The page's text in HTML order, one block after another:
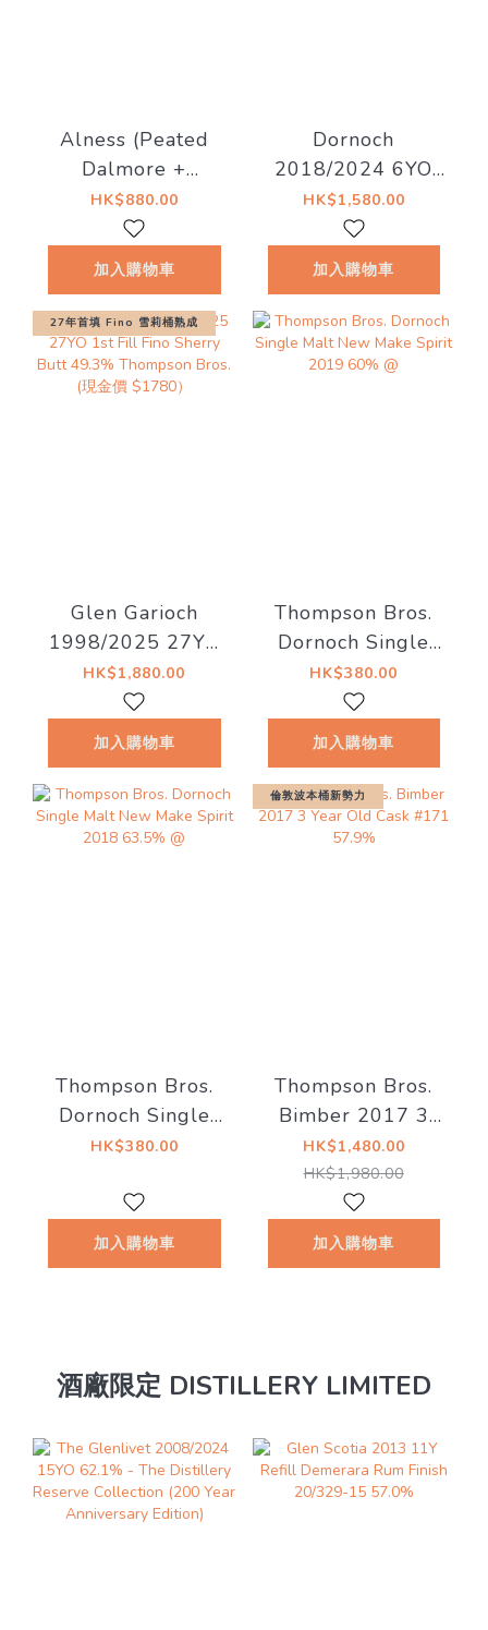
Alness (Peated
Dalmore +
Teaninich) 12YO
50% Thompson
Bros.
HK$880.00
加入購物車
Dornoch
2018/2024 6YO
#56 56.5%
Bottled for The
MaltCask & Marc
HK$1,580.00
加入購物車
27年首填 Fino 雪莉桶熟成
Glen Garioch
1998/2025 27YO
1st Fill Fino
Sherry Butt 49.3%
Thompson Bros.
HK$1,880.00
加入購物車
Thompson Bros.
Dornoch Single
Malt New Make
Spirit 2019 60%
@
HK$380.00
加入購物車
Thompson Bros.
Dornoch Single
Malt New Make
@
HK$380.00
加入購物車
倫敦波本桶新勢力
Thompson Bros.
Bimber 2017 3
Year Old Cask
#171 57.9%
HK$1,480.00
HK$1,980.00
加入購物車
酒廠限定 DISTILLERY LIMITED